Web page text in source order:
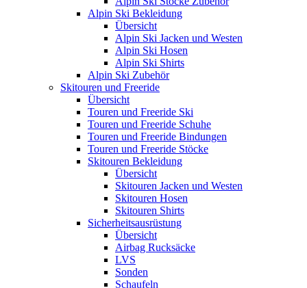
Alpin Ski Bekleidung
Übersicht
Alpin Ski Jacken und Westen
Alpin Ski Hosen
Alpin Ski Shirts
Alpin Ski Zubehör
Skitouren und Freeride
Übersicht
Touren und Freeride Ski
Touren und Freeride Schuhe
Touren und Freeride Bindungen
Touren und Freeride Stöcke
Skitouren Bekleidung
Übersicht
Skitouren Jacken und Westen
Skitouren Hosen
Skitouren Shirts
Sicherheitsausrüstung
Übersicht
Airbag Rucksäcke
LVS
Sonden
Schaufeln